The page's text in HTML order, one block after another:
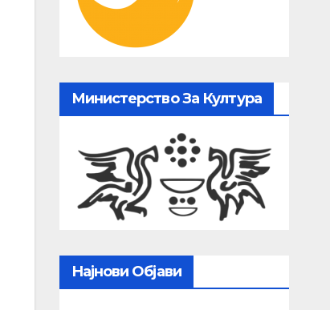
Министерство За Култура
Најнови Објави